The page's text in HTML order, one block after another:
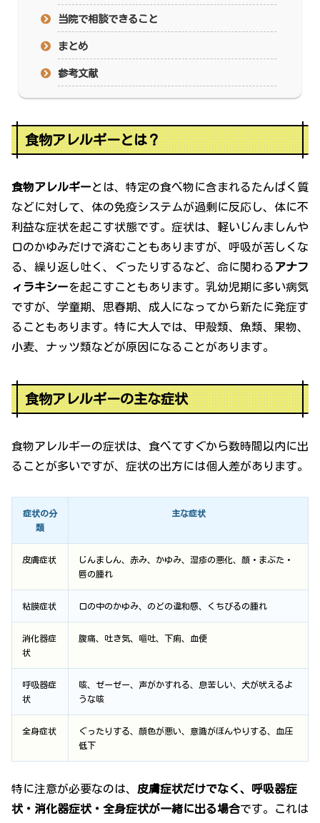
当院で相談できること
まとめ
参考文献
食物アレルギーとは？
食物アレルギーとは、特定の食べ物に含まれるたんぱく質
などに対して、体の免疫システムが過剰に反応し、体に不
利益な症状を起こす状態です。症状は、軽いじんましんや
口のかゆみだけで済むこともありますが、呼吸が苦しくな
る、繰り返し吐く、ぐったりするなど、命に関わるアナフ
ィラキシーを起こすこともあります。乳幼児期に多い病気
ですが、学童期、思春期、成人になってから新たに発症す
ることもあります。特に大人では、甲殻類、魚類、果物、
小麦、ナッツ類などが原因になることがあります。
食物アレルギーの主な症状
食物アレルギーの症状は、食べてすぐから数時間以内に出
ることが多いですが、症状の出方には個人差があります。
症状の分
類
主な症状
皮膚症状
じんましん、赤み、かゆみ、湿疹の悪化、顔・まぶた・
唇の腫れ
粘膜症状 口の中のかゆみ、のどの違和感、くちびるの腫れ
消化器症
状
腹痛、吐き気、嘔吐、下痢、血便
呼吸器症
状
咳、ゼーゼー、声がかすれる、息苦しい、犬が吠えるよ
うな咳
全身症状
ぐったりする、顔色が悪い、意識がぼんやりする、血圧
低下
特に注意が必要なのは、 皮膚症状だけでなく、呼吸器症
状・消化器症状・全身症状が一緒に出る場合です。これは